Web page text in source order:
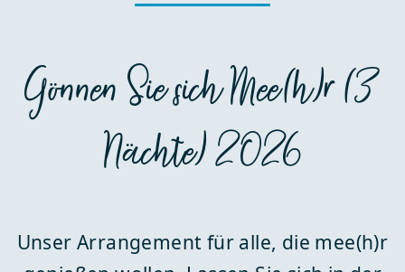
Gönnen Sie sich Mee(h)r (3
Nächte) 2026
Unser Arrangement für alle, die mee(h)r